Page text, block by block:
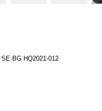
BG HQ2021-012